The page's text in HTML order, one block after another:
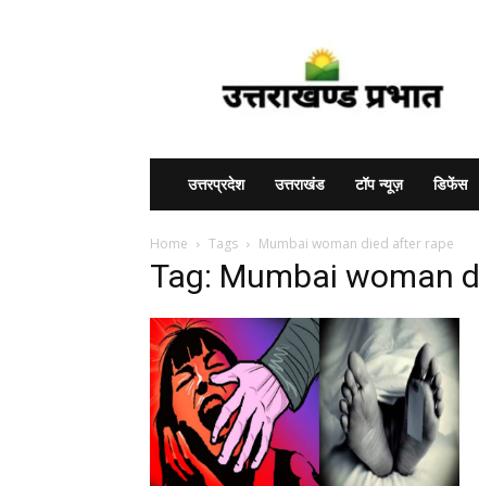
उत्तरप्रदेश उत्तराखंड टॉप न्यूज़ डिफेंस
Home Tags Mumbai woman died after rape
Tag: Mumbai woman